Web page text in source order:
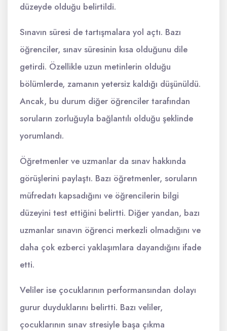
düzeyde olduğu belirtildi.
Sınavın süresi de tartışmalara yol açtı. Bazı
öğrenciler, sınav süresinin kısa olduğunu dile
getirdi. Özellikle uzun metinlerin olduğu
bölümlerde, zamanın yetersiz kaldığı düşünüldü.
Ancak, bu durum diğer öğrenciler tarafından
soruların zorluğuyla bağlantılı olduğu şeklinde
yorumlandı.
Öğretmenler ve uzmanlar da sınav hakkında
görüşlerini paylaştı. Bazı öğretmenler, soruların
müfredatı kapsadığını ve öğrencilerin bilgi
düzeyini test ettiğini belirtti. Diğer yandan, bazı
uzmanlar sınavın öğrenci merkezli olmadığını ve
daha çok ezberci yaklaşımlara dayandığını ifade
etti.
Veliler ise çocuklarının performansından dolayı
gurur duyduklarını belirtti. Bazı veliler,
çocuklarının sınav stresiyle başa çıkma